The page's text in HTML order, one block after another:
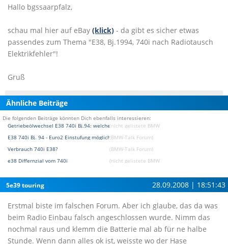
Hallo bgssaarpfalz,
schau mal hier auf eBay (klick) - da gibt es sicher etwas
passendes zum Thema "E38, Bj.1994, 740i nach Radiotausch
Elektrikfehler"!
Gruß
Ähnliche Beiträge
Die folgenden Beiträge könnten Dich ebenfalls interessieren:
Getriebeölwechsel E38 740i Bj.94: welches Öl ?(nicht gelistete BMW Typen Forum)
E38 740i Bj. 94 - Euro2 Einstufung möglich?(BMW-Talk Forum)
Verbrauch 740i E38?
(BMW-Talk Forum)
e38 Differnzial vom 740i
(nicht gelistete BMW Typen Forum)
5e39 touring 28.09.2008 | 18:51:43
Erstmal biste im falschen Forum. Aber ich glaube, das da was
beim Radio Einbau falsch angeschlossen wurde. Nimm das
nochmal raus und klemm die Batterie mal ab für ne halbe
Stunde. Wenn dann alles ok ist, weisste wo der Hase